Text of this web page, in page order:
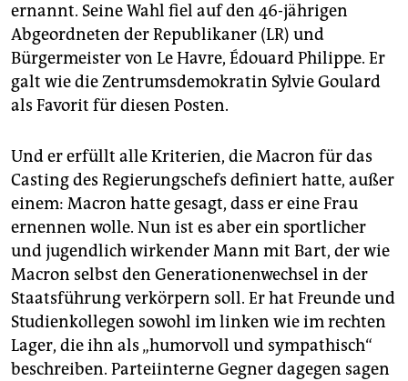
genossenschaft
epaper login
ernannt. Seine Wahl fiel auf den 46-jährigen
Abgeordneten der Republikaner (LR) und
Bürgermeister von Le Havre, Édouard Philippe. Er
galt wie die Zentrumsdemokratin Sylvie Goulard
als Favorit für diesen Posten.
Und er erfüllt alle Kriterien, die Macron für das
Casting des Regierungschefs definiert hatte, außer
einem: Macron hatte gesagt, dass er eine Frau
ernennen wolle. Nun ist es aber ein sportlicher
und jugendlich wirkender Mann mit Bart, der wie
Macron selbst den Generationenwechsel in der
Staatsführung verkörpern soll. Er hat Freunde und
Studienkollegen sowohl im linken wie im rechten
Lager, die ihn als „humorvoll und sympathisch“
beschreiben. Parteiinterne Gegner dagegen sagen